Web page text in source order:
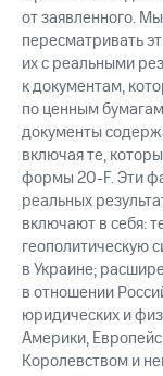
от заявленного.
пересматривать
их с реальными
к документам,
по ценным
документы
включая те,
формы 20-F. Эти
реальных
включают в себя:
геополитическую
в Украине;
в отношении
юридических и
Америки,
Королевством и